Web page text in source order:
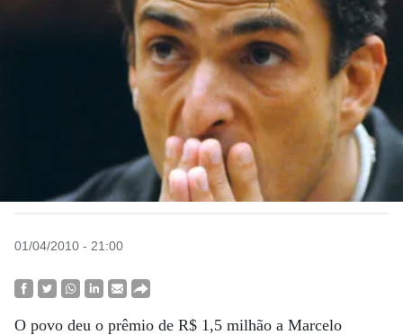
01/04/2010 - 21:00
O povo deu o prêmio de R$ 1,5 milhão a Marcelo